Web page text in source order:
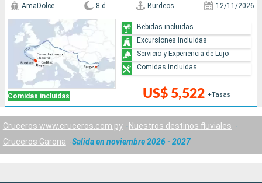
Comidas incluidas
AmaDolce 8 d Burdeos 12/11/2026
US$ 5,522 +Tasas
Bebidas incluidas
Excursiones incluidas
Servicio y Experiencia de Lujo
Comidas incluidas
Cruceros www.cruceros.com.py
Nuestros destinos fluviales
Cruceros Garona
Salida en noviembre 2026 - 2027